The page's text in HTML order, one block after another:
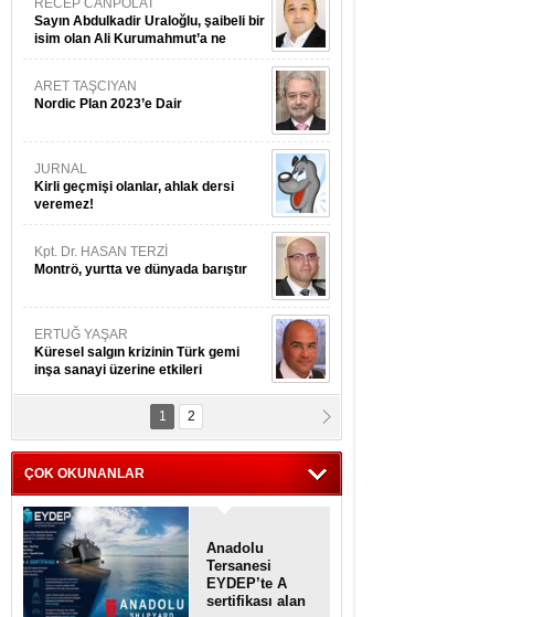
RECEP CANPOLAT
Sayın Abdulkadir Uraloğlu, şaibeli bir
isim olan Ali Kurumahmut’a ne
danışıyorsunuz?
ARET TAŞCIYAN
Nordic Plan 2023’e Dair
JURNAL
Kirli geçmişi olanlar, ahlak dersi
veremez!
Kpt. Dr. HASAN TERZİ
Montrö, yurtta ve dünyada barıştır
ERTUĞ YAŞAR
Küresel salgın krizinin Türk gemi
inşa sanayi üzerine etkileri
Kpt. MESUT AZMİ GÖKSOY
ithafen...
1 2
ÇOK OKUNANLAR
Anadolu
Tersanesi
EYDEP’te A
sertifikası alan